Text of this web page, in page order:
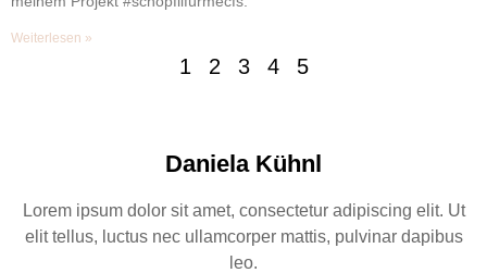
Weiterlesen »
1 2 3 4 5
Daniela Kühnl
Lorem ipsum dolor sit amet, consectetur adipiscing elit. Ut
elit tellus, luctus nec ullamcorper mattis, pulvinar dapibus
leo.